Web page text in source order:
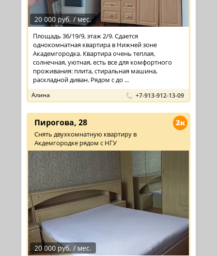
20 000 руб. / мес.
Площадь 36/19/9, этаж 2/9. Сдается
однокомнатная квартира в Нижней зоне
Академгородка. Квартира очень теплая,
солнечная, уютная, есть все для комфортного
проживания: плита, стиральная машина,
раскладной диван. Рядом с до ...
Алина +7-913-912-13-09
2к
Пирогова, 28
Снять двухкомнатную квартиру в
Акдемгородке рядом с НГУ
20 000 руб. / мес.